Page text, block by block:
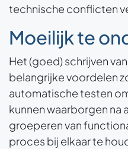
technische conflicten
Moeilijk te
Het (goed) schrijven
belangrijke voordelen
automatische testen
kunnen waarborgen na
groeperen van
proces bij elkaar te